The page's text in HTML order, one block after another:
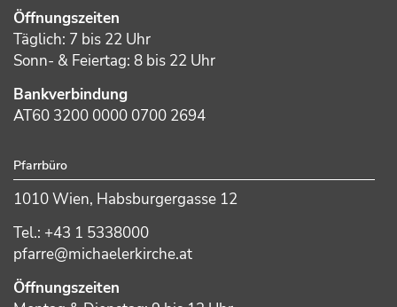
Öffnungszeiten
Täglich: 7 bis 22 Uhr
Sonn- & Feiertag: 8 bis 22 Uhr
Bankverbindung
AT60 3200 0000 0700 2694
Pfarrbüro
1010 Wien, Habsburgergasse 12
Tel.: +43 1 5338000
pfarre@michaelerkirche.at
Öffnungszeiten